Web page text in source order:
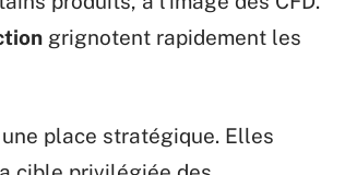
grignotent rapidement les
place stratégique. Elles